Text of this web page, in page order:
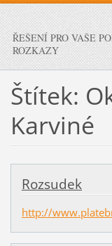
ŘEŠENÍ PRO VAŠE
ROZKAZY
Štítek:
Karviné
Rozsudek
http://